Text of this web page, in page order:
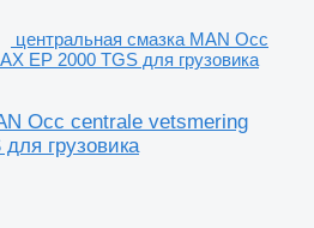
центральная смазка MAN Occ
EP 2000 TGS для грузовика
Occ centrale vetsmering
грузовика